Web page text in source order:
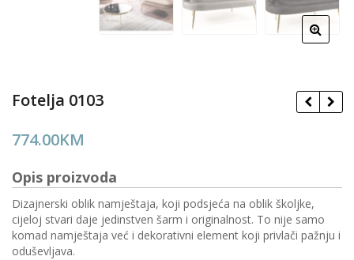
Fotelja 0103
774.00KM
Opis proizvoda
Dizajnerski oblik namještaja, koji podsjeća na oblik školjke,
cijeloj stvari daje jedinstven šarm i originalnost. To nije samo
komad namještaja već i dekorativni element koji privlači pažnju i
oduševljava.